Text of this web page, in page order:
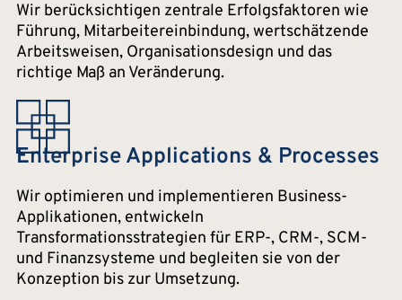
Wir berücksichtigen zentrale Erfolgsfaktoren wie
Führung, Mitarbeitereinbindung, wertschätzende
Arbeitsweisen, Organisationsdesign und das
richtige Maß an Veränderung.
Enterprise Applications & Processes
Wir optimieren und implementieren Business-
Applikationen, entwickeln
Transformationsstrategien für ERP-, CRM-, SCM-
und Finanzsysteme und begleiten sie von der
Konzeption bis zur Umsetzung.